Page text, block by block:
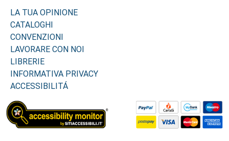
LA TUA OPINIONE
CATALOGHI
CONVENZIONI
LAVORARE CON NOI
LIBRERIE
INFORMATIVA PRIVACY
ACCESSIBILITÁ